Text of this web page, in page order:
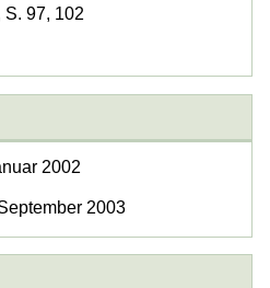
S. 97, 102
2002
2003